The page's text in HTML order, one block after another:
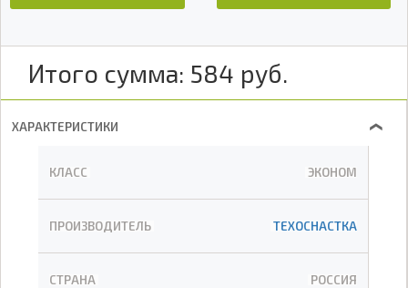
Итого сумма: 584 руб.
ХАРАКТЕРИСТИКИ ❯
КЛАСС ЭКОНОМ
ПРОИЗВОДИТЕЛЬ ТЕХОСНАСТКА
СТРАНА РОССИЯ